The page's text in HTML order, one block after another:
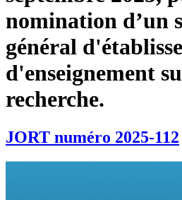
nomination d’un
général
d'enseignement
recherche.
JORT numéro 2025-112